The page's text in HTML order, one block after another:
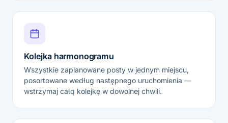
Kolejka harmonogramu
Wszystkie zaplanowane posty w jednym miejscu,
posortowane według następnego uruchomienia —
wstrzymaj całą kolejkę w dowolnej chwili.